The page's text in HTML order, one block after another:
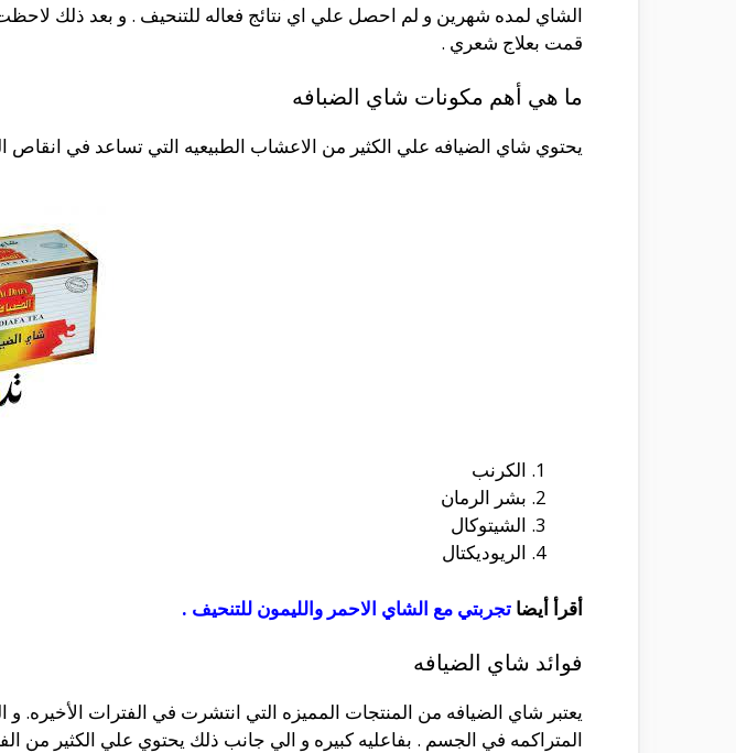
الشاي لمده شهرين و لم احصل علي اي نتائج فعاله للتنحيف . و بعد ذلك
قمت بعلاج شعري .
ما هي أهم مكونات شاي الضبافه
يحتوي شاي الضيافه علي الكثير من الاعشاب الطبيعيه التي تساعد في
الكرنب
بشر الرمان
الشيتوكال
الريوديكتال
أقرأ أيضا تجربتي مع الشاي الاحمر والليمون للتنحيف .
فوائد شاي الضيافه
يعتبر شاي الضيافه من المنتجات المميزه التي انتشرت في الفترات الأخيره.
المتراكمه في الجسم . بفاعليه كبيره و الي جانب ذلك يحتوي علي الكثير من